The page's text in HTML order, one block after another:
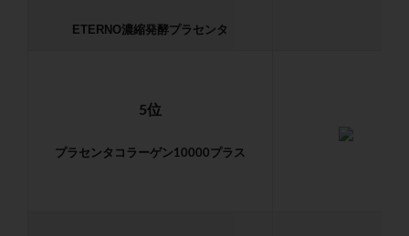
ETERNO濃縮発酵プラセンタ
5位
プラセンタコラーゲン10000プラス